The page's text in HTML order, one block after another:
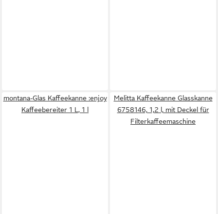
montana-Glas Kaffeekanne :enjoy
Kaffeebereiter 1 L, 1 l
Melitta Kaffeekanne Glasskanne
6758146, 1,2 l, mit Deckel für
Filterkaffeemaschine